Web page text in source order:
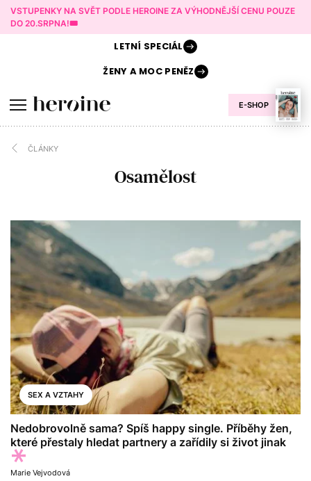
VSTUPENKY NA SVĚT PODLE HEROINE ZA VÝHODNĚJŠÍ CENU POUZE
DO 20.SRPNA!🎟️
E-SHOP
LETNÍ SPECIÁL
ŽENY AMOC PENĚZ
ČLÁNKY
Osamělost
SEX A VZTAHY
Nedobrovolně sama? Spíš happy single. Příběhy žen,
které přestaly hledat partnery a zařídily si život jinak
Marie Vejvodová